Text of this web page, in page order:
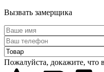
Вызвать замерщика
Пожалуйста, докажите, что